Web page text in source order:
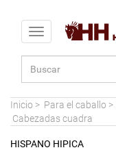
Toggle navigation
Inicio > Para el caballo >
Cabezadas cuadra
HISPANO HIPICA